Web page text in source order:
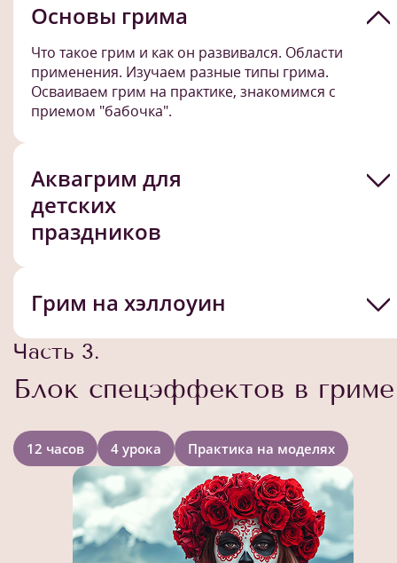
Основы грима
Что такое грим и как он развивался. Области
применения. Изучаем разные типы грима.
Осваиваем грим на практике, знакомимся с
приемом "бабочка".
Аквагрим для
детских
праздников
Грим на хэллоуин
Часть 3.
Блок спецэффектов в гриме
12 часов 4 урока Практика на моделях